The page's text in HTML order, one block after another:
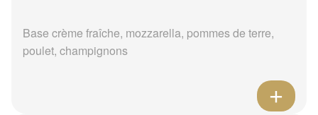
Base crème fraîche, mozzarella, pommes de terre,
poulet, champignons